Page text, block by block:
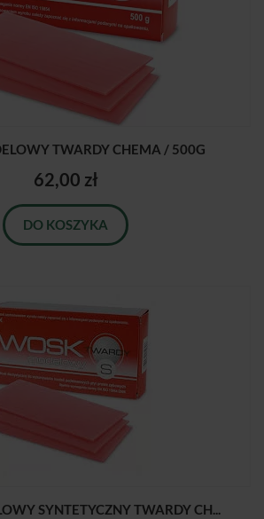
TWARDY CHEMA / 500G
62,00 zł
DO KOSZYKA
SYNTETYCZNY TWARDY CH...